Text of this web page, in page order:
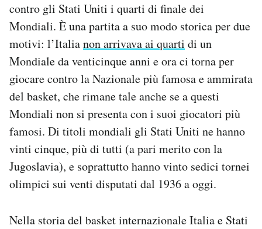
Area Personale
Newsletter
Notifiche mobile
Regala il Post
Hai bisogno di aiuto?
contro gli Stati Uniti i quarti di finale dei
Mondiali. È una partita a suo modo storica per due
motivi: l’Italianon arrivava ai quarti di un
Mondiale da venticinque anni e ora ci torna per
giocare contro la Nazionale più famosa e ammirata
del basket, che rimane tale anche se a questi
Mondiali non si presenta con i suoi giocatori più
famosi. Di titoli mondiali gli Stati Uniti ne hanno
vinti cinque, più di tutti (a pari merito con la
Jugoslavia), e soprattutto hanno vinto sedici tornei
olimpici sui venti disputati dal 1936 a oggi.
Nella storia del basket internazionale Italia e Stati